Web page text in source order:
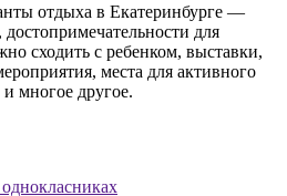
отдыха в Екатеринбурге —
для
сходить с ребенком, выставки,
места для активного
многое другое.